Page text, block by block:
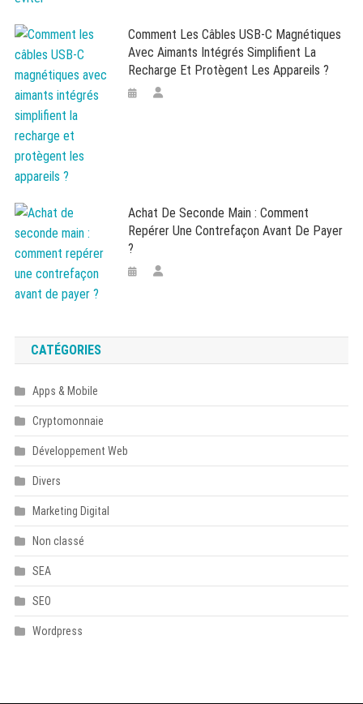
Comment Les Câbles USB-C Magnétiques
Avec Aimants Intégrés Simplifient La
Recharge Et Protègent Les Appareils ?
Achat De Seconde Main : Comment
Repérer Une Contrefaçon Avant De Payer
?
CATÉGORIES
Apps & Mobile
Cryptomonnaie
Développement Web
Divers
Marketing Digital
Non classé
SEA
SEO
Wordpress